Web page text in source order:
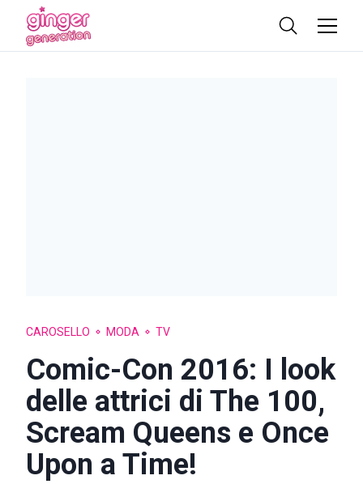
CAROSELLO MODA TV
Comic-Con 2016: I look
delle attrici di The 100,
Scream Queens e Once
Upon a Time!